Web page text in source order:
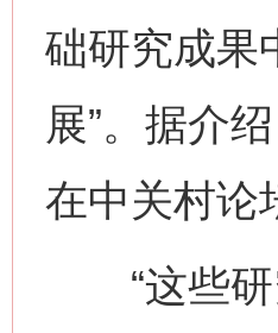
础研究成果
展”。据介
在中关村论
“这些研